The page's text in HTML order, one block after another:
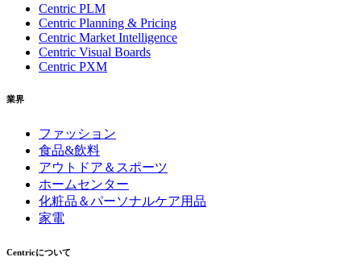
Centric PLM
Centric Planning & Pricing
Centric Market Intelligence
Centric Visual Boards
Centric PXM
業界
ファッション
食品&飲料
アウトドア＆スポーツ
ホームセンター
化粧品＆パーソナルケア用品
家電
Centricについて